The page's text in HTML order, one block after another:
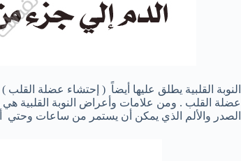
النوبة القلبية يطلق عليها أيضاً ( إحتشاء عضلة
عضلة القلب . ومن علامات وأعراض النوبة القلبية
الصدر والألم الذي يمكن أن يستمر من ساعات وحتي